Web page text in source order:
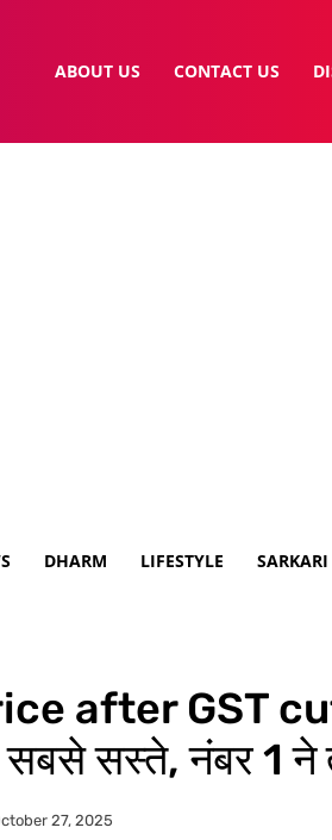
ABOUT US CONTACT US
DHARM LIFESTYLE
after GST
सस्ते, नंबर 1 ने
27, 2025